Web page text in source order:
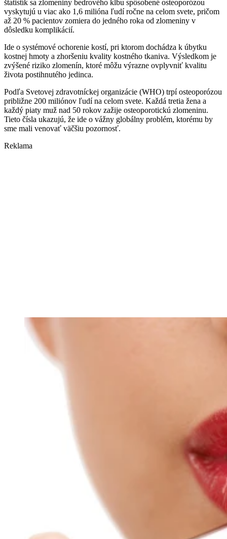
štatistík sa zlomeniny bedrového kĺbu spôsobené osteoporózou
vyskytujú u viac ako 1,6 milióna ľudí ročne na celom svete, pričom
až 20 % pacientov zomiera do jedného roka od zlomeniny v
dôsledku komplikácií.
Ide o systémové ochorenie kostí, pri ktorom dochádza k úbytku
kostnej hmoty a zhoršeniu kvality kostného tkaniva. Výsledkom je
zvýšené riziko zlomenín, ktoré môžu výrazne ovplyvniť kvalitu
života postihnutého jedinca.
Podľa Svetovej zdravotníckej organizácie (WHO) trpí osteoporózou
približne 200 miliónov ľudí na celom svete. Každá tretia žena a
každý piaty muž nad 50 rokov zažije osteoporotickú zlomeninu.
Tieto čísla ukazujú, že ide o vážny globálny problém, ktorému by
sme mali venovať väčšiu pozornosť.
Reklama